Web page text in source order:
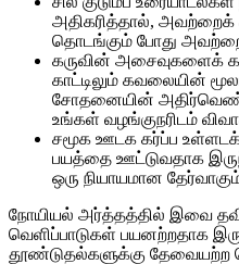
அதிகரித்தால், அவற்றைக்
தொடங்கும் போது அவற்றைத்
கருவின் அசைவுகளைக்
காட்டிலும் கவலையின்
சோதனையின்
உங்கள் வழங்குநரிடம்
சமூக ஊடக கர்ப்ப
பயத்தை ஊட்டுவதாக
ஒரு நியாயமான
நோயியல் அர்த்தத்தில் இவை
வெளிப்பாடுகள் பயனற்றதாக
தூண்டுதல்களுக்கு தேவையற்ற